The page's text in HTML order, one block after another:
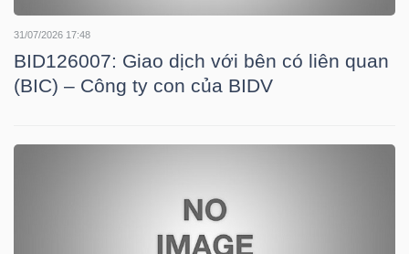
31/07/2026 17:48
BID126007: Giao dịch với bên có liên quan
(BIC) – Công ty con của BIDV
LƯỢNG